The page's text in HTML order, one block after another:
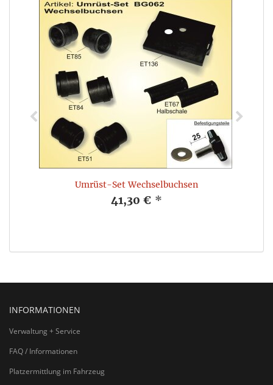
Umrüst-Set Wechselbuchsen
41,30 € *
INFORMATIONEN
Verwaltung + Service
FAQ / Informationen
Platzermittlung im Fahrzeug